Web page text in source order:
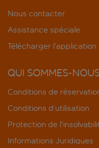
Nous contacter
Assistance spéciale
Télécharger l’application
QUI SOMMES-
Conditions de
Conditions d’utilisation
Protection de
Informations Juridiques